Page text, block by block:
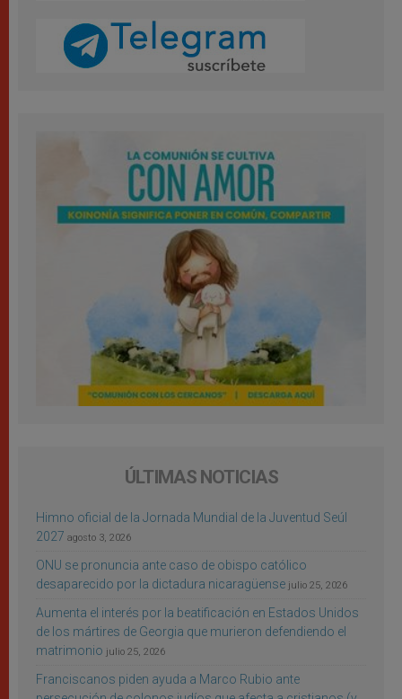
ÚLTIMAS NOTICIAS
Himno oficial de la Jornada Mundial de la Juventud Seúl
2027 agosto 3, 2026
ONU se pronuncia ante caso de obispo católico
desaparecido por la dictadura nicaragüense julio 25, 2026
Aumenta el interés por la beatificación en Estados Unidos
de los mártires de Georgia que murieron defendiendo el
matrimonio julio 25, 2026
Franciscanos piden ayuda a Marco Rubio ante